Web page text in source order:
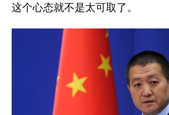
这个心态就不是太可取了。